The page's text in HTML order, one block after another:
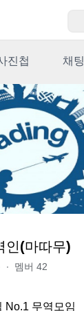
진첩 채팅
인(마따무)
∙ 멤버 42
No.1 무역모임